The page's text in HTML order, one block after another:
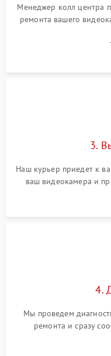
Менеджер колл центра
ремонта вашего
3.
Наш курьер приедет к
ваш видеокамера и
4.
Мы проведем
ремонта и сразу